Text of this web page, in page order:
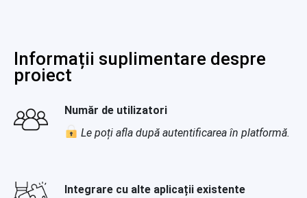
Informații suplimentare despre
proiect
Număr de utilizatori
Le poți afla după autentificarea în platformă.
Integrare cu alte aplicații existente